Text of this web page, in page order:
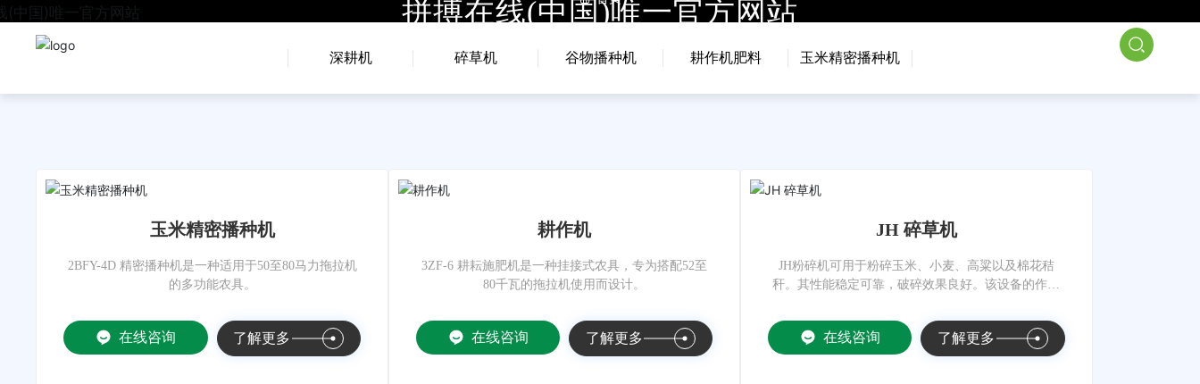
拼搏在线(中国)唯一官方网站
深耕机 碎草机 谷物播种机 耕作机肥料 玉米精密播种机
玉米精密播种机
2BFY-4D 精密播种机是一种适用于50至80马力拖拉机
的多功能农具。
在线咨询 了解更多
耕作机
3ZF-6 耕耘施肥机是一种挂接式农具，专为搭配52至
80千瓦的拖拉机使用而设计。
在线咨询 了解更多
JH 碎草机
JH粉碎机可用于粉碎玉米、小麦、高粱以及棉花秸
秆。其性能稳定可靠，破碎效果良好。该设备的作业
在线咨询 了解更多